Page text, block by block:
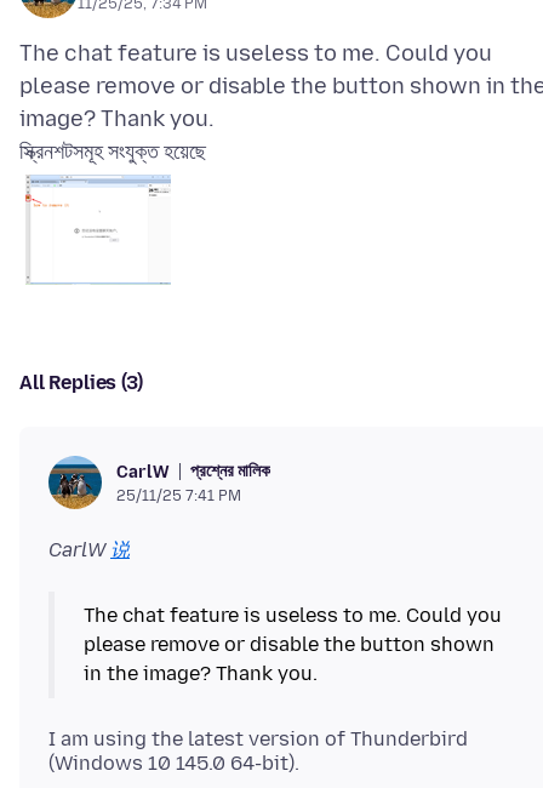
11/25/25, 7:34 PM
The chat feature is useless to me. Could you
please remove or disable the button shown in
স্ক্রিনশটসমূহ সংযুক্ত হয়েছে
All Replies (3)
CarlW প্রশ্নের মালিক
25/11/25 7:41 PM
CarlW 说
The chat feature is useless to me. Could you
please remove or disable the button shown
I am using the latest version of Thunderbird